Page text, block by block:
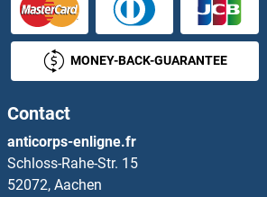
PDIA4 Kits ELISA
PDIA5 Kits ELISA
PDIA6 Kits ELISA
PDK1 Kits ELISA
MONEY-BACK-GUARANTEE
Contact
anticorps-enligne.fr
Schloss-Rahe-Str. 15
52072, Aachen